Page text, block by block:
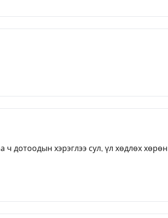
дотоодын хэрэглээ сул, үл хөдлөх